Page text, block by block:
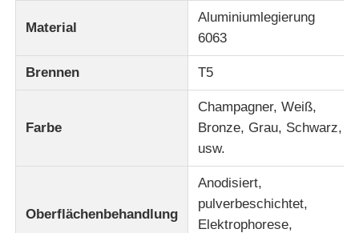
Material
Aluminiumlegierung
6063
Brennen T5
Farbe
Champagner, Weiß,
Bronze, Grau, Schwarz,
usw.
Oberflächenbehandlung
Anodisiert,
pulverbeschichtet,
Elektrophorese,